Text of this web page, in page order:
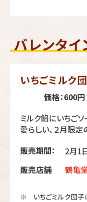
バレンタ
いちごミルク
価格：600円
ミルク餡にいちご
愛らしい、２月限
販売期間：
2月1
販売店舗
鶴亀
※
いちごミルク団子